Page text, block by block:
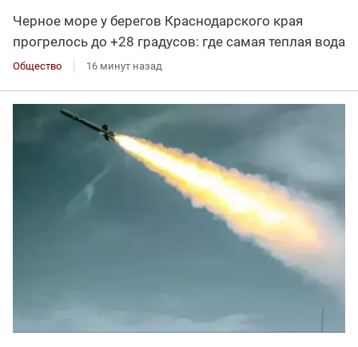
Черное море у берегов Краснодарского края
прогрелось до +28 градусов: где самая теплая вода
Общество 16 минут назад